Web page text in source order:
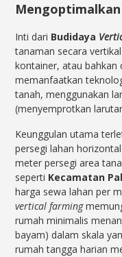
Mengoptimalkan
Inti dari Budidaya
tanaman secara
kontainer, atau bahkan
memanfaatkan
tanah, menggunakan
(menyemprotkan
Keunggulan utama
persegi lahan
meter persegi area
seperti Kecamatan
harga sewa lahan per
vertical farming
rumah minimalis
bayam) dalam skala
rumah tangga harian